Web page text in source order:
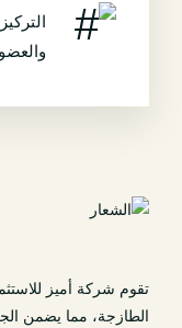
تقوم شركة أميز
الطازجة، مما يضمن